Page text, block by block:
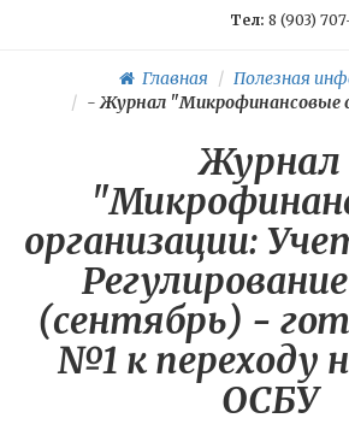
Тел: 8 (903)
Главная
Полезная
-Журнал "Микрофинансовые
Журнал
организации:
(сентябрь) -
№1 к переходу
ОСБУ